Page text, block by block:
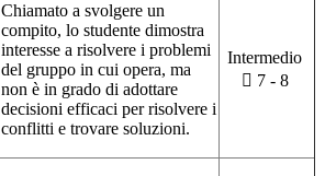
Chiamato a svolgere un
compito, lo studente dimostra
interesse a risolvere i problemi
del gruppo in cui opera, ma
non è in grado di adottare
decisioni efficaci per risolvere i
conflitti e trovare soluzioni.
Intermedio
 7 - 8